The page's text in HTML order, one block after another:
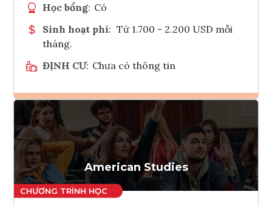
Học bổng: Có
Sinh hoạt phí: Từ 1.700 - 2.200 USD mỗi
tháng.
ĐỊNH CƯ: Chưa có thông tin
Ghi danh
Tham vấn Interlink
American Studies